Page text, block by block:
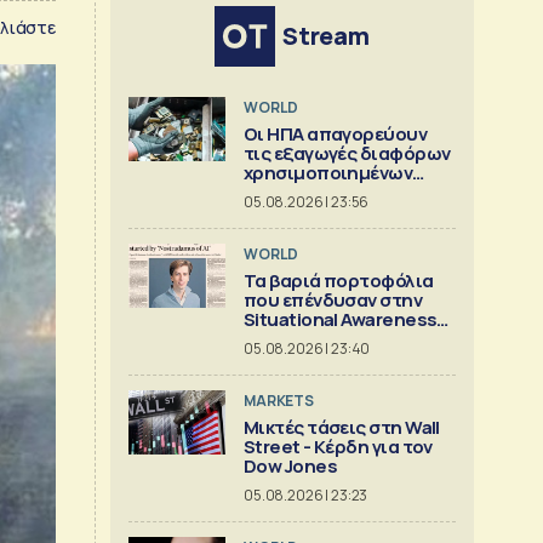
Stream
WORLD
Οι ΗΠΑ απαγορεύουν
τις εξαγωγές διαφόρων
χρησιμοποιημένων
κρίσιμων ορυκτών
05.08.2026 | 23:56
WORLD
Τα βαριά πορτοφόλια
που επένδυσαν στην
Situational Awareness
πριν καταρρεύσει
05.08.2026 | 23:40
MARKETS
Μικτές τάσεις στη Wall
Street - Κέρδη για τον
Dow Jones
05.08.2026 | 23:23